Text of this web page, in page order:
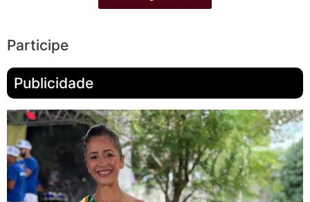
Participe
Publicidade